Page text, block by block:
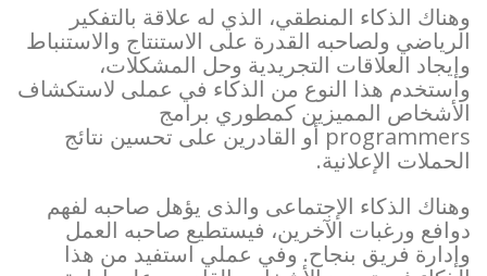
وهناك الذكاء المنطقي، الذي له علاقة بالتفكير
الرياضي ولصاحبه القدرة على الاستنتاج والاستنباط
وإيجاد العلاقات التجريدية وحل المشكلات،
واستخدم هذا النوع من الذكاء في عملى لاستكشاف
الأشخاص المميزين كمطوري برامج
programmers أو القادرين على تحسين نتائج
الحملات الإعلانية.
وهناك الذكاء الإجتماعى والذى يؤهل صاحبه لفهم
دوافع ورغبات الآخرين، فيستطيع صاحبه العمل
وإدارة فريق بنجاح. وفي عملي استفيد من هذا